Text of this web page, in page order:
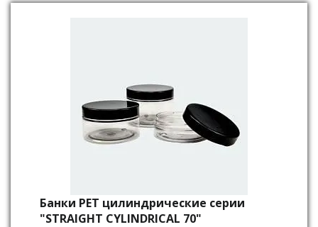
Банки РЕТ цилиндрические серии
"STRAIGHT CYLINDRICAL 70"